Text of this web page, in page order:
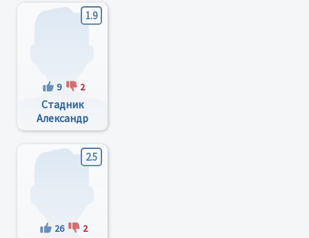
1.9
9 2
Стадник
Александр
Иванович
2.5
26 2